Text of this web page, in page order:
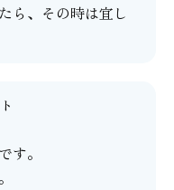
ら、その時は宜し
す。